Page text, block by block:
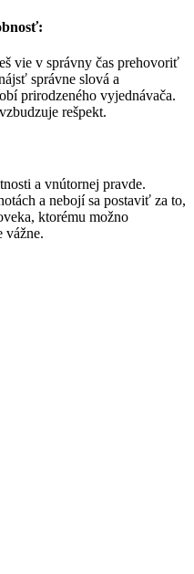
vie v správny čas prehovoriť
správne slová a
prirodzeného vyjednávača.
rešpekt.
a vnútornej pravde.
a nebojí sa postaviť za to,
ktorému možno
vážne.